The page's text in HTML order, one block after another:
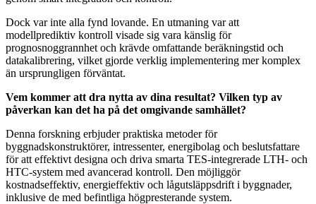
Dock var inte alla fynd lovande. En utmaning var att
modellprediktiv kontroll visade sig vara känslig för
prognosnoggrannhet och krävde omfattande beräkningstid och
datakalibrering, vilket gjorde verklig implementering mer komplex
än ursprungligen förväntat.
Vem kommer att dra nytta av dina resultat? Vilken typ av
påverkan kan det ha på det omgivande samhället?
Denna forskning erbjuder praktiska metoder för
byggnadskonstruktörer, intressenter, energibolag och beslutsfattare
för att effektivt designa och driva smarta TES-integrerade LTH- och
HTC-system med avancerad kontroll. Den möjliggör
kostnadseffektiv, energieffektiv och lågutsläppsdrift i byggnader,
inklusive de med befintliga högpresterande system.